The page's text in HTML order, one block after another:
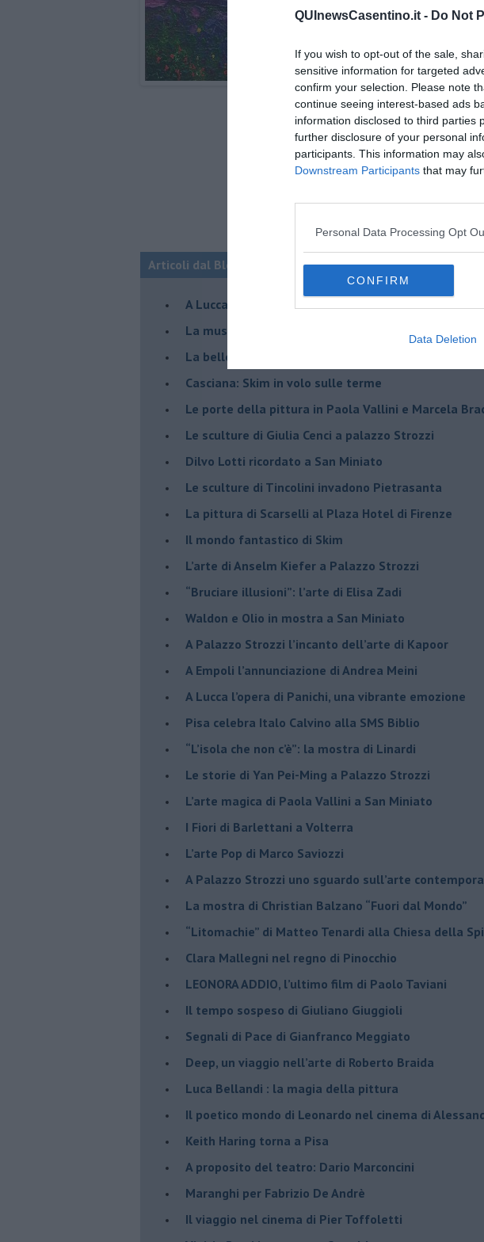
QUInewsCasentino.it - Do Not
If you wish to opt-out of the sale,
sensitive information for targeted
confirm your selection. Please note
continue seeing interest-based ads
information disclosed to third parties
further disclosure of your personal
participants. This information may
Downstream Participants that may
Personal Data Processing Opt
CONFIRM
Data Deletion
Articoli dal Blog “Incontri d'arte” di Riccardo Ferrucci
A Lucca la mostra di Marcello Scarselli “Dialoghi
​La musica di Nicola Piovani incanta Pisa
​La bellezza resistente di Pier Toffoletti al Teatro Era
​Casciana: Skim in volo sulle terme
​Le porte della pittura in Paola Vallini e Marcela
​Le sculture di Giulia Cenci a palazzo Strozzi
​Dilvo Lotti ricordato a San Miniato
​Le sculture di Tincolini invadono Pietrasanta
La pittura di Scarselli al Plaza Hotel di Firenze
​Il mondo fantastico di Skim
​L’arte di Anselm Kiefer a Palazzo Strozzi
​“Bruciare illusioni”: l’arte di Elisa Zadi
​Waldon e Olio in mostra a San Miniato
​A Palazzo Strozzi l’incanto dell’arte di Kapoor
​A Empoli l’annunciazione di Andrea Meini
A Lucca l’opera di Panichi, una vibrante emozione
Pisa celebra Italo Calvino alla SMS Biblio
“L’isola che non c’è”: la mostra di Linardi
​Le storie di Yan Pei-Ming a Palazzo Strozzi
​L’arte magica di Paola Vallini a San Miniato
​I Fiori di Barlettani a Volterra
​L’arte Pop di Marco Saviozzi
​A Palazzo Strozzi uno sguardo sull’arte
La mostra di Christian Balzano “Fuori dal Mondo”
​“Litomachie” di Matteo Tenardi alla Chiesa della
​Clara Mallegni nel regno di Pinocchio
​LEONORA ADDIO, l’ultimo film di Paolo Taviani
Il tempo sospeso di Giuliano Giuggioli
Segnali di Pace di Gianfranco Meggiato
​Deep, un viaggio nell’arte di Roberto Braida
​Luca Bellandi : la magia della pittura
​Il poetico mondo di Leonardo nel cinema di
​Keith Haring torna a Pisa
​A proposito del teatro: Dario Marconcini
Maranghi per Fabrizio De Andrè
​Il viaggio nel cinema di Pier Toffoletti